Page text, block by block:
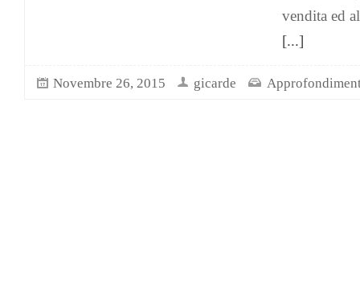
vendita ed
[...]
Novembre 26, 2015 gicarde